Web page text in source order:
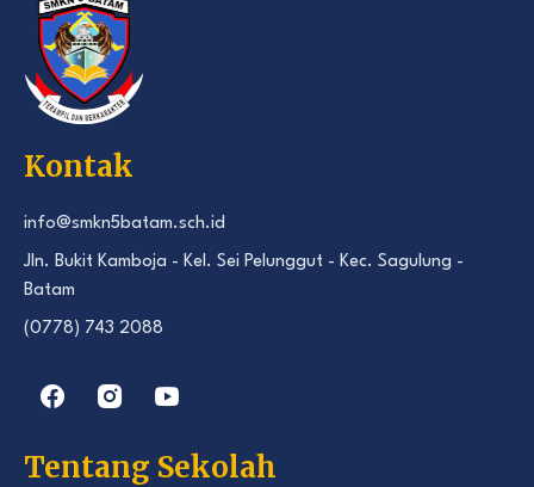
Kontak
info@smkn5batam.sch.id
Jln. Bukit Kamboja - Kel. Sei Pelunggut - Kec. Sagulung -
Batam
(0778) 743 2088
Tentang Sekolah